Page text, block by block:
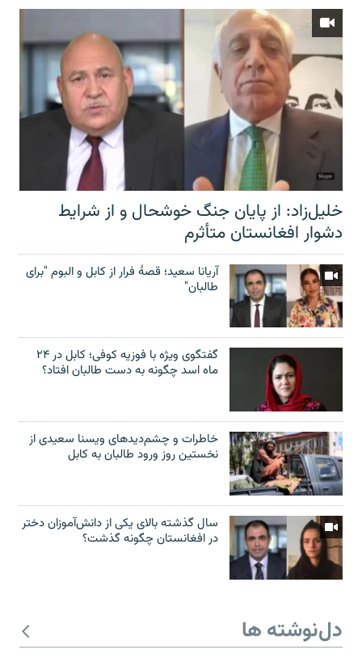
خلیل‌زاد: از پایان جنگ خوشحال و از شرایط
دشوار افغانستان متأثرم
آریانا سعید؛ قصۀ فرار از کابل و البوم "برای
طالبان"
گفتگوی ویژه با فوزیه کوفی؛ کابل در ۲۴
ماه اسد چگونه به دست طالبان افتاد؟
خاطرات و چشم‌دید‌های ویسنا سعیدی از
نخستین روز ورود طالبان به کابل
سال گذشته بالای یکی از دانش‌آموزان دختر
در افغانستان چگونه گذشت؟
دل‌نوشته ها